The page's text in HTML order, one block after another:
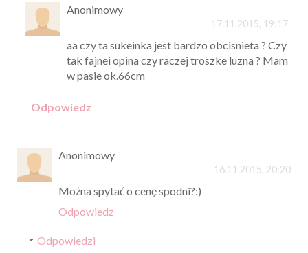
Anonimowy
17.11.2015, 19:17
aa czy ta sukeinka jest bardzo obcisnieta ? Czy
tak fajnei opina czy raczej troszke luzna ? Mam
w pasie ok.66cm
Odpowiedz
Anonimowy
16.11.2015, 20:20
Można spytać o cenę spodni?:)
Odpowiedz
Odpowiedzi